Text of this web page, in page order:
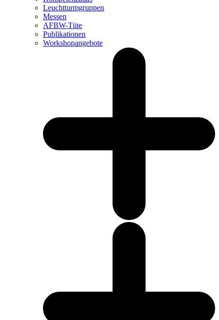
Leuchtturm­gruppen
Messen
AFBW-Tüte
Publikationen
Workshopangebote